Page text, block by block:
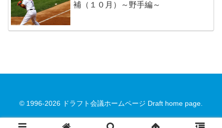
補（１０月）～野手編～
© 1996-2026 ドラフト会議ホームページ Draft home page.